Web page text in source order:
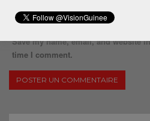
Save my name, email, and website
time I comment.